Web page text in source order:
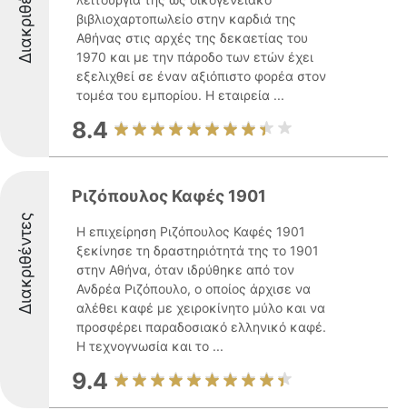
βιβλιοχαρτοπωλείο στην καρδιά της
Αθήνας στις αρχές της δεκαετίας του
1970 και με την πάροδο των ετών έχει
εξελιχθεί σε έναν αξιόπιστο φορέα στον
τομέα του εμπορίου. Η εταιρεία ...
8.4
Διακριθέντες
Ριζόπουλος Καφές 1901
Η επιχείρηση Ριζόπουλος Καφές 1901
ξεκίνησε τη δραστηριότητά της το 1901
στην Αθήνα, όταν ιδρύθηκε από τον
Ανδρέα Ριζόπουλο, ο οποίος άρχισε να
αλέθει καφέ με χειροκίνητο μύλο και να
προσφέρει παραδοσιακό ελληνικό καφέ.
Η τεχνογνωσία και το ...
9.4